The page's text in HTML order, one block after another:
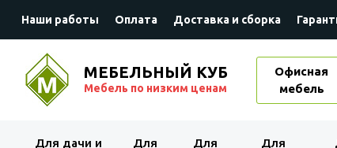
Наши работы Оплата Доставка и сборка
МЕБЕЛЬНЫЙ КУБ
Мебель по низким ценам
Офисная
мебель
Для дачи и
Для
Для
Для